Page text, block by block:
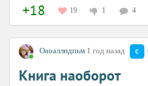
+18 19 1 4
Оаоаллпдпьм 1 год назад
Книга наоборот